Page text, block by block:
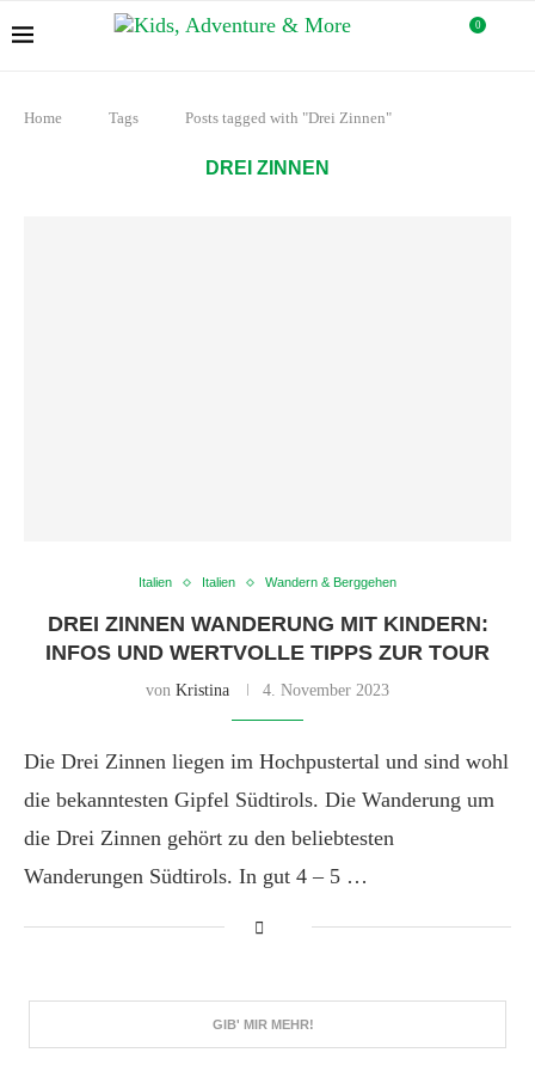
0
Home Tags Posts tagged with "Drei Zinnen"
DREI ZINNEN
Italien Italien Wandern & Berggehen
DREI ZINNEN WANDERUNG MIT KINDERN:
INFOS UND WERTVOLLE TIPPS ZUR TOUR
von Kristina 4. November 2023
Die Drei Zinnen liegen im Hochpustertal und sind wohl
die bekanntesten Gipfel Südtirols. Die Wanderung um
die Drei Zinnen gehört zu den beliebtesten
Wanderungen Südtirols. In gut 4 – 5 …
GIB' MIR MEHR!